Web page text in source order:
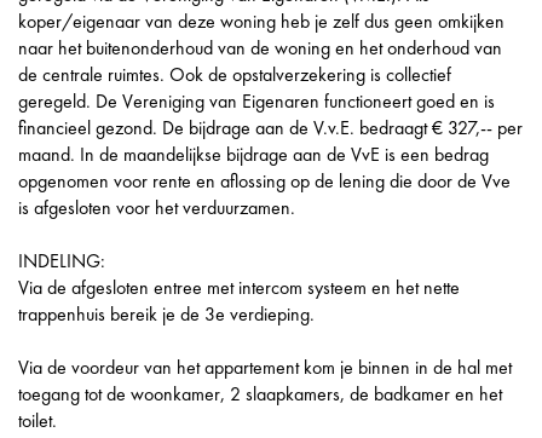
koper/eigenaar van deze woning heb je zelf dus geen omkijken
naar het buitenonderhoud van de woning en het onderhoud van
de centrale ruimtes. Ook de opstalverzekering is collectief
geregeld. De Vereniging van Eigenaren functioneert goed en is
financieel gezond. De bijdrage aan de V.v.E. bedraagt € 327,-- per
maand. In de maandelijkse bijdrage aan de VvE is een bedrag
opgenomen voor rente en aflossing op de lening die door de Vve
is afgesloten voor het verduurzamen.
INDELING:
Via de afgesloten entree met intercom systeem en het nette
trappenhuis bereik je de 3e verdieping.
Via de voordeur van het appartement kom je binnen in de hal met
toegang tot de woonkamer, 2 slaapkamers, de badkamer en het
toilet.